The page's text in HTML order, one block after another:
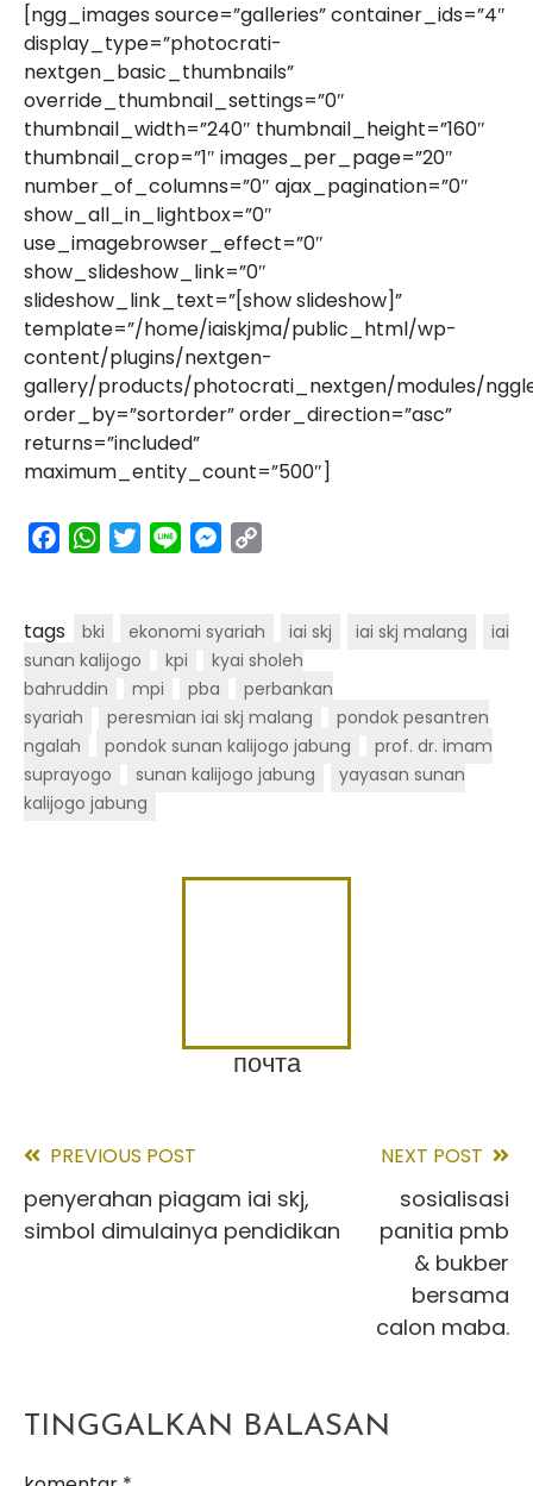
[ngg_images source=”galleries” container_ids=”4″
display_type=”photocrati-
nextgen_basic_thumbnails”
override_thumbnail_settings=”0″
thumbnail_width=”240″ thumbnail_height=”160″
thumbnail_crop=”1″ images_per_page=”20″
number_of_columns=”0″ ajax_pagination=”0″
show_all_in_lightbox=”0″
use_imagebrowser_effect=”0″
show_slideshow_link=”0″
slideshow_link_text=”[show slideshow]”
template=”/home/iaiskjma/public_html/wp-
content/plugins/nextgen-
gallery/products/photocrati_nextgen/modules/
order_by=”sortorder” order_direction=”asc”
returns=”included”
maximum_entity_count=”500″]
facebookwhatsapptwitterline messenger
tags bki ekonomi syariah iai skj iai skj malang
iai
sunan kalijogo
kpi
kyai sholeh
bahruddin
mpi pba
perbankan
syariah
peresmian iai skj malang
pondok pesantren
ngalah
pondok sunan kalijogo jabung
prof. dr. imam
suprayogo
sunan kalijogo jabung
yayasan sunan
kalijogo jabung
почта
Read
more
PREVIOUS POST
penyerahan piagam iai skj,
simbol dimulainya pendidikan
NEXT POST
sosialisasi
panitia pmb
& bukber
bersama
calon maba.
TINGGALKAN BALASAN